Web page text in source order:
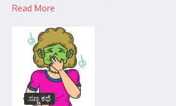
Read More
ಸಣ್ಣ ಕಥೆ